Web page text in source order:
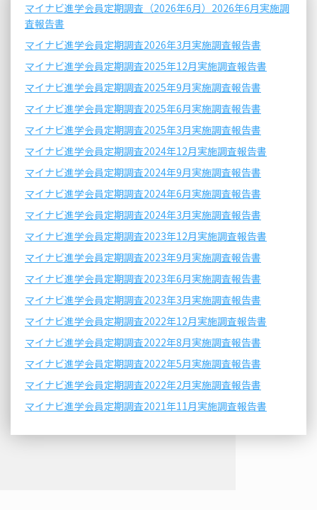
マイナビ進学会員定期調査（2026年6月）2026年6月実施調
査報告書
マイナビ進学会員定期調査2026年3月実施調査報告書
マイナビ進学会員定期調査2025年12月実施調査報告書
マイナビ進学会員定期調査2025年9月実施調査報告書
マイナビ進学会員定期調査2025年6月実施調査報告書
マイナビ進学会員定期調査2025年3月実施調査報告書
マイナビ進学会員定期調査2024年12月実施調査報告書
マイナビ進学会員定期調査2024年9月実施調査報告書
マイナビ進学会員定期調査2024年6月実施調査報告書
マイナビ進学会員定期調査2024年3月実施調査報告書
マイナビ進学会員定期調査2023年12月実施調査報告書
マイナビ進学会員定期調査2023年9月実施調査報告書
マイナビ進学会員定期調査2023年6月実施調査報告書
マイナビ進学会員定期調査2023年3月実施調査報告書
マイナビ進学会員定期調査2022年12月実施調査報告書
マイナビ進学会員定期調査2022年8月実施調査報告書
マイナビ進学会員定期調査2022年5月実施調査報告書
マイナビ進学会員定期調査2022年2月実施調査報告書
マイナビ進学会員定期調査2021年11月実施調査報告書